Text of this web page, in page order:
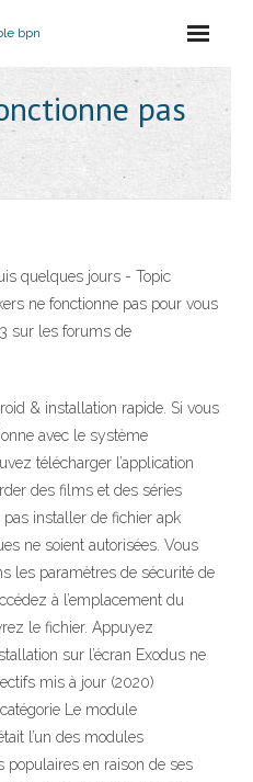
bpn
pas
quelques jours - Topic
ne fonctionne pas pour vous
sur les forums de
& installation rapide. Si vous
avec le système
télécharger l’application
des films et des séries
installer de fichier apk
ne soient autorisées. Vous
les paramètres de sécurité de
à l’emplacement du
le fichier. Appuyez
sur l’écran Exodus ne
mis à jour (2020)
Le module
l’un des modules
en raison de ses